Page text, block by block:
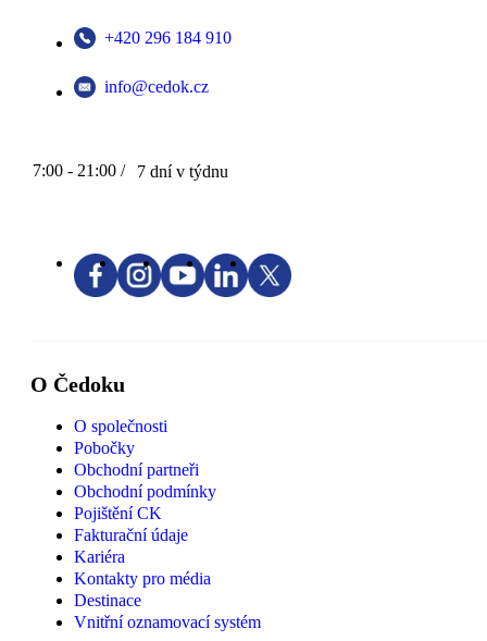
+420 296 184 910
info@cedok.cz
7:00 - 21:00 / 7 dní v týdnu
O Čedoku
O společnosti
Pobočky
Obchodní partneři
Obchodní podmínky
Pojištění CK
Fakturační údaje
Kariéra
Kontakty pro média
Destinace
Vnitřní oznamovací systém